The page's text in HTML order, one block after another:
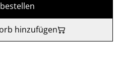
hinzufügen